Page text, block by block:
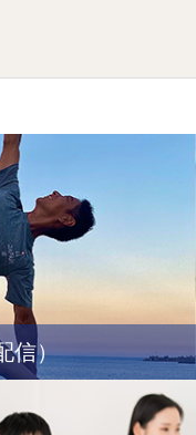
信）